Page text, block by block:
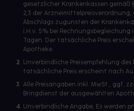
gesetzlicher Krankenkassen gemäß §
2,3 der Arzneimittelpreisverordnung,
Abschlags zugunsten der
i.H.v. 5% bei
Tagen. Der tatsächliche Preis
Apotheke.
2 Unverbindliche Preisempfehlung des
tatsächliche Preis erscheint nach
3 Alle Preisangaben inkl. MwSt., ggf.
Bringdienst der ausgewählten
4 Unverbindliche Angabe. Es werden